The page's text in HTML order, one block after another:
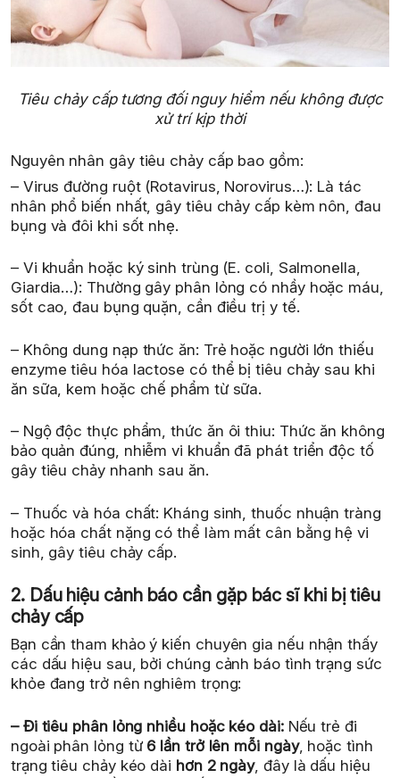
Tiêu chảy cấp tương đối nguy hiểm nếu không được
xử trí kịp thời
Nguyên nhân gây tiêu chảy cấp bao gồm:
– Virus đường ruột (Rotavirus, Norovirus…): Là tác
nhân phổ biến nhất, gây tiêu chảy cấp kèm nôn, đau
bụng và đôi khi sốt nhẹ.
– Vi khuẩn hoặc ký sinh trùng (E. coli, Salmonella,
Giardia…): Thường gây phân lỏng có nhầy hoặc máu,
sốt cao, đau bụng quặn, cần điều trị y tế.
– Không dung nạp thức ăn: Trẻ hoặc người lớn thiếu
enzyme tiêu hóa lactose có thể bị tiêu chảy sau khi
ăn sữa, kem hoặc chế phẩm từ sữa.
– Ngộ độc thực phẩm, thức ăn ôi thiu: Thức ăn không
bảo quản đúng, nhiễm vi khuẩn đã phát triển độc tố
gây tiêu chảy nhanh sau ăn.
– Thuốc và hóa chất: Kháng sinh, thuốc nhuận tràng
hoặc hóa chất nặng có thể làm mất cân bằng hệ vi
sinh, gây tiêu chảy cấp.
2. Dấu hiệu cảnh báo cần gặp bác sĩ khi bị tiêu
chảy cấp
Bạn cần tham khảo ý kiến chuyên gia nếu nhận thấy
các dấu hiệu sau, bởi chúng cảnh báo tình trạng sức
khỏe đang trở nên nghiêm trọng:
– Đi tiêu phân lỏng nhiều hoặc kéo dài:Nếu trẻ đi
ngoài phân lỏng từ 6 lần trở lên mỗi ngày, hoặc tình
trạng tiêu chảy kéo dài hơn 2 ngày, đây là dấu hiệu